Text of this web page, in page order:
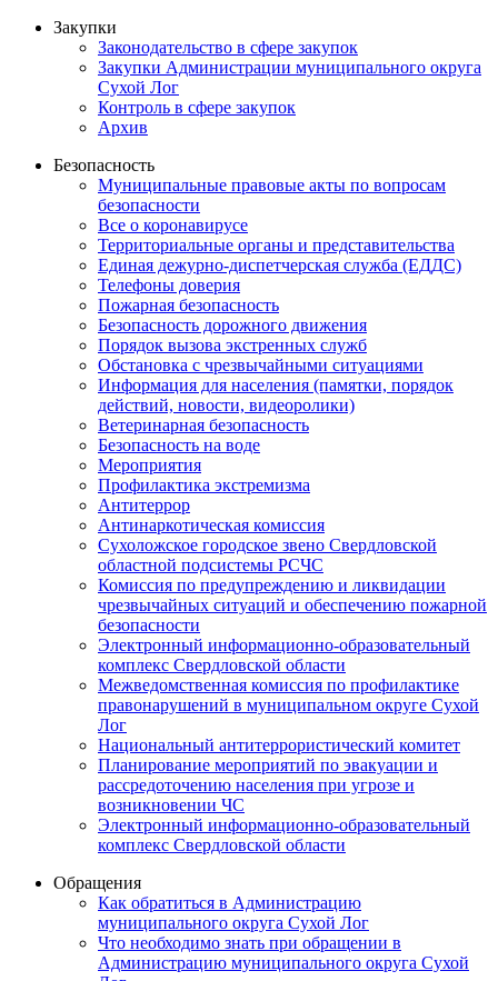
Закупки
Законодательство в сфере закупок
Закупки Администрации муниципального округа
Сухой Лог
Контроль в сфере закупок
Архив
Безопасность
Муниципальные правовые акты по вопросам
безопасности
Все о коронавирусе
Территориальные органы и представительства
Единая дежурно-диспетчерская служба (ЕДДС)
Телефоны доверия
Пожарная безопасность
Безопасность дорожного движения
Порядок вызова экстренных служб
Обстановка с чрезвычайными ситуациями
Информация для населения (памятки, порядок
действий, новости, видеоролики)
Ветеринарная безопасность
Безопасность на воде
Мероприятия
Профилактика экстремизма
Антитеррор
Антинаркотическая комиссия
Сухоложское городское звено Свердловской
областной подсистемы РСЧС
Комиссия по предупреждению и ликвидации
чрезвычайных ситуаций и обеспечению пожарной
безопасности
Электронный информационно-образовательный
комплекс Cвердловской области
Межведомственная комиссия по профилактике
правонарушений в муниципальном округе Сухой
Лог
Национальный антитеррористический комитет
Планирование мероприятий по эвакуации и
рассредоточению населения при угрозе и
возникновении ЧС
Электронный информационно-образовательный
комплекс Свердловской области
Обращения
Как обратиться в Администрацию
муниципального округа Сухой Лог
Что необходимо знать при обращении в
Администрацию муниципального округа Сухой